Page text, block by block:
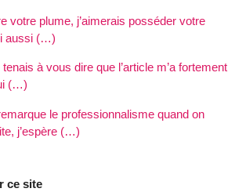
votre plume, j’aimerais posséder votre
aussi (…)
tenais à vous dire que l’article m’a fortement
(…)
le professionnalisme quand on
j’espère (…)
ce site